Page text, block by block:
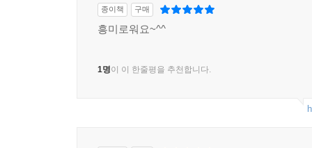
종이책 구매
흥미로워요~^^
1명이 이 한줄평을 추천합니다.